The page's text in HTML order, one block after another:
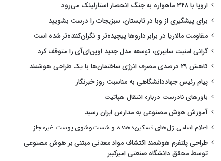
اروپا با ۳۴۸ ماهواره به جنگ انحصار استارلینک می‌رود
برای پیشگیری از وبا در تابستان، سبزیجات را درست بشویید
مقاومت مالاریا در برابر داروها پیچیده‌تر و نگران‌کننده‌تر شده است
گرانی امنیت سایبری، توسعه مدل جدید اوپن‌ای‌آی را متوقف کرد
کاهش ۲۹ درصدی مصرف انرژی ساختمان‌ها با یک طراحی هوشمند
پیام رئیس جهاددانشگاهی به مناسبت روز خبرنگار
باورهای نادرست درباره انتقال هپاتیت
آموزش هوش مصنوعی به مدارس ایران رسید
اعلام اسامی ژل‌های تسکین‌دهنده و شست‌وشوی پوست غیرمجاز
طراحی پلتفرم هوشمند اکتشاف مواد معدنی مبتنی بر هوش مصنوعی
توسط محقق دانشگاه صنعتی امیرکبیر